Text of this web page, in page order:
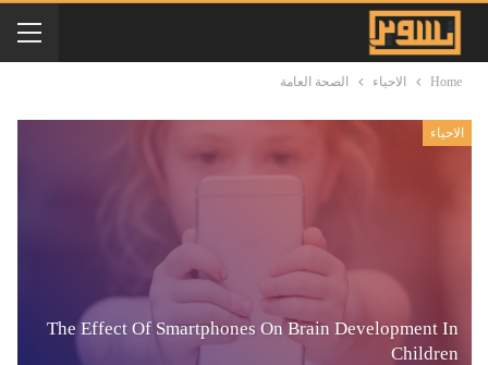
Home الاحياء الصحة العامة
الاحياء
The Effect Of Smartphones On Brain Development In
Children